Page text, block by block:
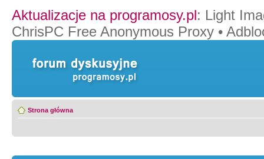
Aktualizacje na programosy.pl: Light
ChrisPC Free Anonymous Proxy •
Strona główna